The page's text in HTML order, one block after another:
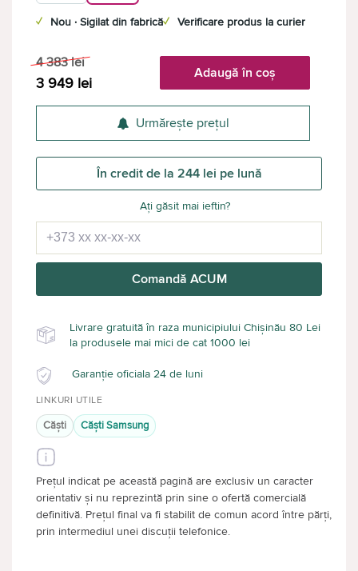
✓ Nou · Sigilat din fabrică✓ Verificare produs la curier
4 383 lei
3 949 lei
Adaugă în coș
Urmărește prețul
În credit de la 244 lei pe lună
Ați găsit mai ieftin?
Comandă ACUM
Livrare gratuită în raza municipiului Chișinău 80 Lei
la produsele mai mici de cat 1000 lei
Garanție oficiala 24 de luni
LINKURI UTILE
Căşti Căşti Samsung
Prețul indicat pe această pagină are exclusiv un caracter
orientativ și nu reprezintă prin sine o ofertă comercială
definitivă. Prețul final va fi stabilit de comun acord între părți,
prin intermediul unei discuții telefonice.